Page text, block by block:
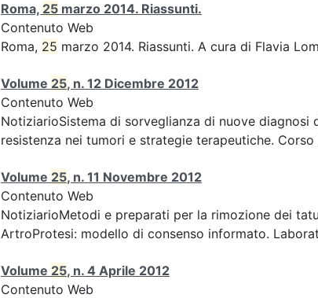
Roma, 25 marzo 2014. Riassunti.
Contenuto Web
Roma, 25 marzo 2014. Riassunti. A cura di Flavia
Volume 25, n. 12 Dicembre 2012
Contenuto Web
NotiziarioSistema di sorveglianza di nuove
resistenza nei tumori e strategie terapeutiche.
Volume 25, n. 11 Novembre 2012
Contenuto Web
NotiziarioMetodi e preparati per la rimozione dei
ArtroProtesi: modello di consenso informato.
Volume 25, n. 4 Aprile 2012
Contenuto Web